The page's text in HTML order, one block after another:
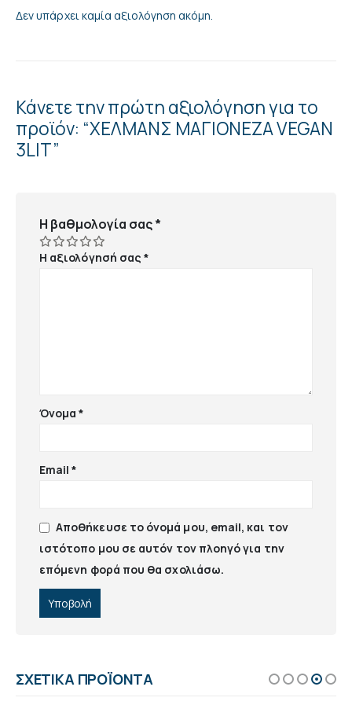
Δεν υπάρχει καμία αξιολόγηση ακόμη.
Κάνετε την πρώτη αξιολόγηση για το
προϊόν: “ΧΕΛΜΑΝΣ ΜΑΓΙΟΝΕΖΑ VEGAN
3LIT”
Η βαθμολογία σας*
Η αξιολόγησή σας*
Όνομα*
Email*
Αποθήκευσε το όνομά μου, email, και τον
ιστότοπο μου σε αυτόν τον πλοηγό για την
επόμενη φορά που θα σχολιάσω.
ΣΧΕΤΙΚΆ ΠΡΟΪΌΝΤΑ